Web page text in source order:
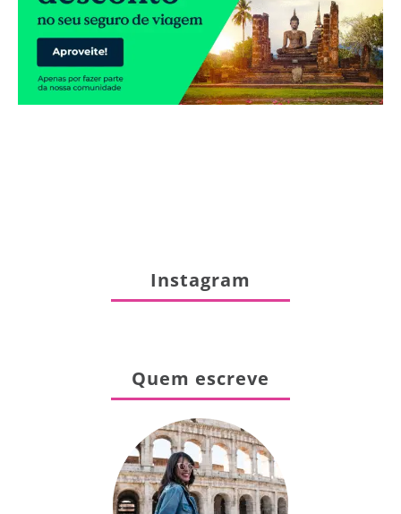
Instagram
Quem escreve